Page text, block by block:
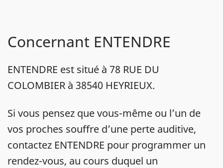
Concernant ENTENDRE
ENTENDRE est situé à 78 RUE DU
COLOMBIER à 38540 HEYRIEUX.
Si vous pensez que vous-même ou l’un de
vos proches souffre d’une perte auditive,
contactez ENTENDRE pour programmer un
rendez-vous, au cours duquel un